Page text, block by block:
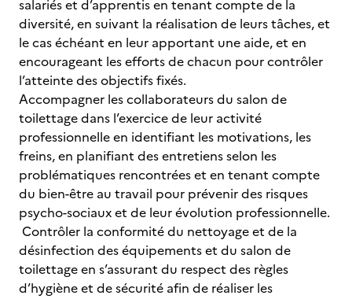
salariés et d’apprentis en tenant compte de la
diversité, en suivant la réalisation de leurs tâches, et
le cas échéant en leur apportant une aide, et en
encourageant les efforts de chacun pour contrôler
l’atteinte des objectifs fixés.
Accompagner les collaborateurs du salon de
toilettage dans l’exercice de leur activité
professionnelle en identifiant les motivations, les
freins, en planifiant des entretiens selon les
problématiques rencontrées et en tenant compte
du bien-être au travail pour prévenir des risques
psycho-sociaux et de leur évolution professionnelle.
Contrôler la conformité du nettoyage et de la
désinfection des équipements et du salon de
toilettage en s’assurant du respect des règles
d’hygiène et de sécurité afin de réaliser les